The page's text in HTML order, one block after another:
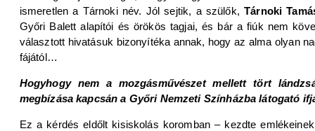
ismeretlen a Tárnoki név. Jól sejtik, a szülők,Tárnoki
Győri Balett alapítói és örökös tagjai, és bár a fiúk nem
választott hivatásuk bizonyítéka annak, hogy az alma olyan
fájától…
Hogyhogy nem a mozgásművészet mellett tört
megbízása kapcsán a Győri Nemzeti Színházba látogató
Ez a kérdés eldőlt kisiskolás koromban – kezdte